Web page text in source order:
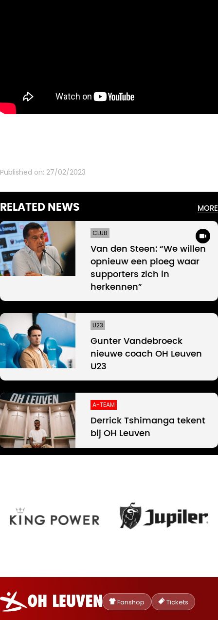
Published on: 27/02/2023
RELATED NEWS MORE
CLUB
Van den Steen: “We willen
opnieuw een ploeg waar
supporters zich in
herkennen”
U23
Gunter Vandebroeck
nieuwe coach OH Leuven
U23
A-TEAM
Derrick Tshimanga tekent
bij OH Leuven
Oud-
Heverlee
Leuven
Fanshop Tickets